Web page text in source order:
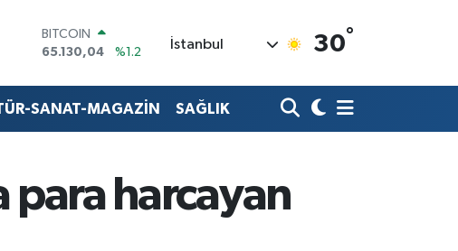
BITCOIN
65.130,04
%1.2
47,7106
%0.17
EURO
GRAM ALTIN
6618.49
%2.12
BİST100
İstanbul 30°
SANAT-MAGAZİN SAĞLIK
para harcayan